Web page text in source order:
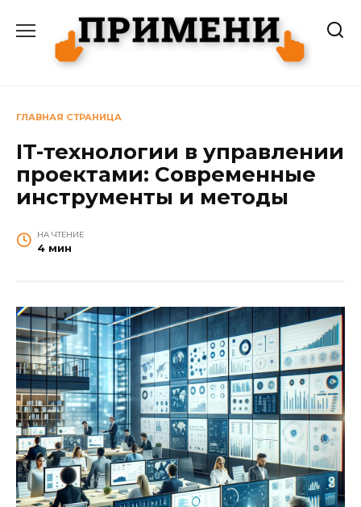
содержанию
ГЛАВНАЯ СТРАНИЦА
IT-технологии в управлении
проектами: Современные
инструменты и методы
НА ЧТЕНИЕ
4 мин